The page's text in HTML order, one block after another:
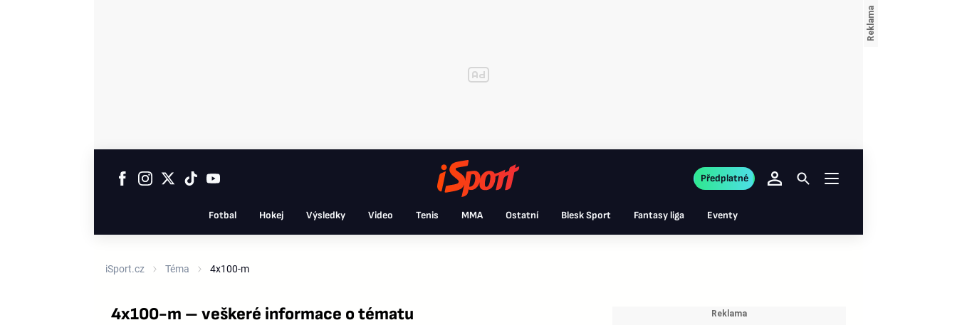
Fotbal Hokej Výsledky Video Tenis MMA Ostatní Blesk Sport Fantasy liga Eventy
Předplatné
iSport.cz Téma 4x100-m
4x100-m – veškeré informace o tématu